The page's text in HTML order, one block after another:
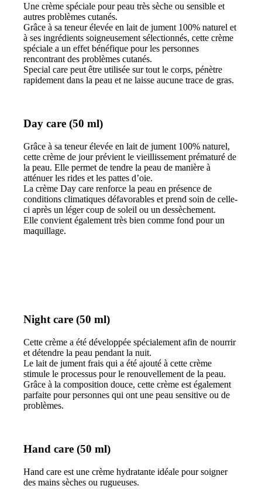
Une crème spéciale pour peau très sèche ou sensible et
autres problèmes cutanés.
Grâce à sa teneur élevée en lait de jument 100% naturel et
à ses ingrédients soigneusement sélectionnés, cette crème
spéciale a un effet bénéfique pour les personnes
rencontrant des problèmes cutanés.
Special care peut être utilisée sur tout le corps, pénètre
rapidement dans la peau et ne laisse aucune trace de gras.
Day care (50 ml)
Grâce à sa teneur élevée en lait de jument 100% naturel,
cette crème de jour prévient le vieillissement prématuré de
la peau. Elle permet de tendre la peau de manière à
atténuer les rides et les pattes d’oie.
La crème Day care renforce la peau en présence de
conditions climatiques défavorables et prend soin de celle-
ci après un léger coup de soleil ou un dessèchement.
Elle convient également très bien comme fond pour un
maquillage.
Night care (50 ml)
Cette crème a été développée spécialement afin de nourrir
et détendre la peau pendant la nuit.
Le lait de jument frais qui a été ajouté à cette crème
stimule le processus pour le renouvellement de la peau.
Grâce à la composition douce, cette crème est également
parfaite pour personnes qui ont une peau sensitive ou de
problèmes.
Hand care (50 ml)
Hand care est une crème hydratante idéale pour soigner
des mains sèches ou rugueuses.